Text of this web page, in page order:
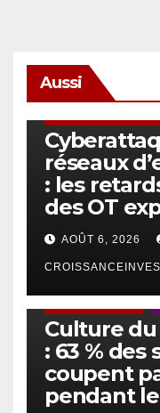
Aussi
réseaux
: les
des OT
AOÛT 6, 2026
Culture
: 63 % des
coupent
pendant